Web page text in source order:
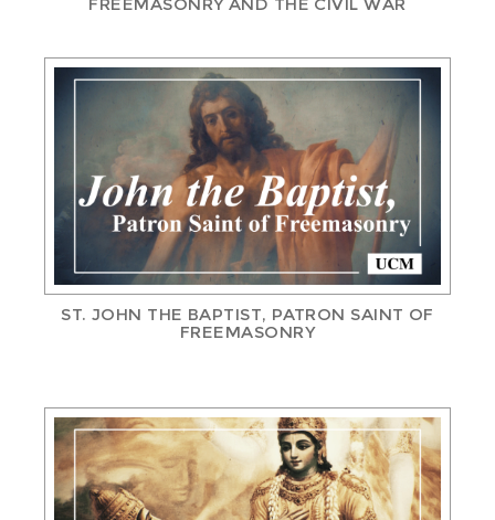
ST. JOHN THE BAPTIST, PATRON SAINT OF
FREEMASONRY